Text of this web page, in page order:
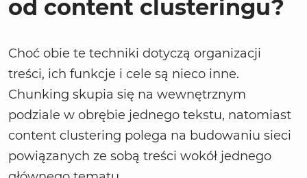
od content clusteringu?
Choć obie te techniki dotyczą organizacji
treści, ich funkcje i cele są nieco inne.
Chunking skupia się na wewnętrznym
podziale w obrębie jednego tekstu, natomiast
content clustering polega na budowaniu sieci
powiązanych ze sobą treści wokół jednego